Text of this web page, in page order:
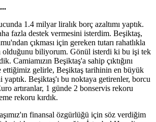
1.4 milyar liralık borç azaltımı yaptık.
fazla destek vermesini isterdim. Beşiktaş,
çıkması için gereken tutarı rahatlıkla
olduğunu biliyorum. Gönül isterdi ki bu işi tek
Camiamızın Beşiktaş'a sahip çıktığını
ettiğimiz gelirle, Beşiktaş tarihinin en büyük
yaptık. Beşiktaş'ı bu noktaya getirenler, borcu
artıranlar, 1 günde 2 bonservis rekoru
rekoru kırdık.
finansal özgürlüğü için söz verdiğim